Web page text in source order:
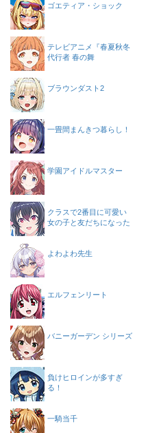
ゴエティア・ショック
テレビアニメ『春夏秋冬
代行者 春の舞
ブラウンダスト2
一畳間まんきつ暮らし！
学園アイドルマスター
クラスで2番目に可愛い
女の子と友だちになった
よわよわ先生
エルフェンリート
バニーガーデン シリーズ
負けヒロインが多すぎ
る！
一騎当千